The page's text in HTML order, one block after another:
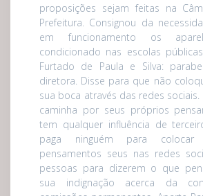
proposições sejam feitas na
Prefeitura. Consignou da
em funcionamento os
condicionado nas escolas
Furtado de Paula e Silva:
diretora. Disse para que não
sua boca através das redes sociais.
caminha por seus próprios
tem qualquer influência de
paga ninguém para colocar
pensamentos seus nas redes
pessoas para dizerem o que
sua indignação acerca da